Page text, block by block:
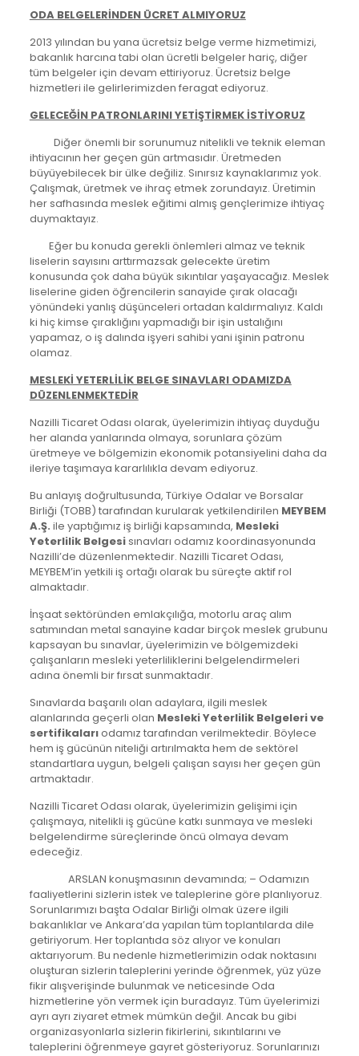
ODA BELGELERİNDEN ÜCRET ALMIYORUZ
2013 yılından bu yana ücretsiz belge verme hizmetimizi,
bakanlık harcına tabi olan ücretli belgeler hariç, diğer
tüm belgeler için devam ettiriyoruz. Ücretsiz belge
hizmetleri ile gelirlerimizden feragat ediyoruz.
GELECEĞİN PATRONLARINI YETİŞTİRMEK İSTİYORUZ
Diğer önemli bir sorunumuz nitelikli ve teknik eleman
ihtiyacının her geçen gün artmasıdır. Üretmeden
büyüyebilecek bir ülke değiliz. Sınırsız kaynaklarımız yok.
Çalışmak, üretmek ve ihraç etmek zorundayız. Üretimin
her safhasında meslek eğitimi almış gençlerimize ihtiyaç
duymaktayız.
Eğer bu konuda gerekli önlemleri almaz ve teknik
liselerin sayısını arttırmazsak gelecekte üretim
konusunda çok daha büyük sıkıntılar yaşayacağız. Meslek
liselerine giden öğrencilerin sanayide çırak olacağı
yönündeki yanlış düşünceleri ortadan kaldırmalıyız. Kaldı
ki hiç kimse çıraklığını yapmadığı bir işin ustalığını
yapamaz, o iş dalında işyeri sahibi yani işinin patronu
olamaz.
MESLEKİ YETERLİLİK BELGE SINAVLARI ODAMIZDA
DÜZENLENMEKTEDİR
Nazilli Ticaret Odası olarak, üyelerimizin ihtiyaç duyduğu
her alanda yanlarında olmaya, sorunlara çözüm
üretmeye ve bölgemizin ekonomik potansiyelini daha da
ileriye taşımaya kararlılıkla devam ediyoruz.
Bu anlayış doğrultusunda, Türkiye Odalar ve Borsalar
Birliği (TOBB) tarafından kurularak yetkilendirilen MEYBEM
A.Ş. ile yaptığımız iş birliği kapsamında, Mesleki
Yeterlilik Belgesisınavları odamız koordinasyonunda
Nazilli’de düzenlenmektedir. Nazilli Ticaret Odası,
MEYBEM’in yetkili iş ortağı olarak bu süreçte aktif rol
almaktadır.
İnşaat sektöründen emlakçılığa, motorlu araç alım
satımından metal sanayine kadar birçok meslek grubunu
kapsayan bu sınavlar, üyelerimizin ve bölgemizdeki
çalışanların mesleki yeterliliklerini belgelendirmeleri
adına önemli bir fırsat sunmaktadır.
Sınavlarda başarılı olan adaylara, ilgili meslek
alanlarında geçerli olan Mesleki Yeterlilik Belgeleri ve
sertifikalarıodamız tarafından verilmektedir. Böylece
hem iş gücünün niteliği artırılmakta hem de sektörel
standartlara uygun, belgeli çalışan sayısı her geçen gün
artmaktadır.
Nazilli Ticaret Odası olarak, üyelerimizin gelişimi için
çalışmaya, nitelikli iş gücüne katkı sunmaya ve mesleki
belgelendirme süreçlerinde öncü olmaya devam
edeceğiz.
ARSLAN konuşmasının devamında; – Odamızın
faaliyetlerini sizlerin istek ve taleplerine göre planlıyoruz.
Sorunlarımızı başta Odalar Birliği olmak üzere ilgili
bakanlıklar ve Ankara’da yapılan tüm toplantılarda dile
getiriyorum. Her toplantıda söz alıyor ve konuları
aktarıyorum. Bu nedenle hizmetlerimizin odak noktasını
oluşturan sizlerin taleplerini yerinde öğrenmek, yüz yüze
fikir alışverişinde bulunmak ve neticesinde Oda
hizmetlerine yön vermek için buradayız. Tüm üyelerimizi
ayrı ayrı ziyaret etmek mümkün değil. Ancak bu gibi
organizasyonlarla sizlerin fikirlerini, sıkıntılarını ve
taleplerini öğrenmeye gayret gösteriyoruz. Sorunlarınızı